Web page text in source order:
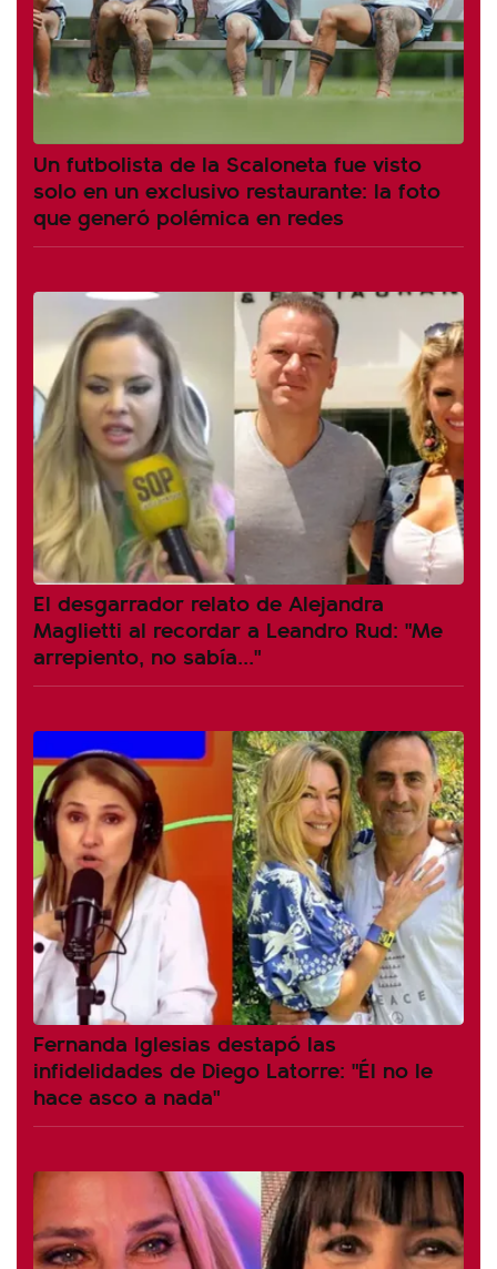
Un futbolista de la Scaloneta fue visto
solo en un exclusivo restaurante: la foto
que generó polémica en redes
El desgarrador relato de Alejandra
Maglietti al recordar a Leandro Rud: "Me
arrepiento, no sabía..."
Fernanda Iglesias destapó las
infidelidades de Diego Latorre: "Él no le
hace asco a nada"